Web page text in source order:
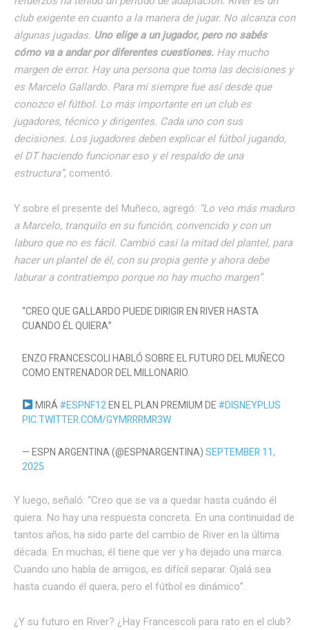
club exigente en cuanto a la manera de jugar. No alcanza con
algunas jugadas. Uno elige a un jugador, pero no sabés
cómo va a andar por diferentes cuestiones. Hay mucho
margen de error. Hay una persona que toma las decisiones y
es Marcelo Gallardo. Para mi siempre fue así desde que
conozco el fútbol. Lo más importante en un club es
jugadores, técnico y dirigentes. Cada uno con sus
decisiones. Los jugadores deben explicar el fútbol jugando,
el DT haciendo funcionar eso y el respaldo de una
estructura”, comentó.
Y sobre el presente del Muñeco, agregó: “Lo veo más maduro
a Marcelo, tranquilo en su función, convencido y con un
laburo que no es fácil. Cambió casi la mitad del plantel, para
hacer un plantel de él, con su propia gente y ahora debe
laburar a contratiempo porque no hay mucho margen”.
“CREO QUE GALLARDO PUEDE DIRIGIR EN RIVER HASTA
CUANDO ÉL QUIERA”
ENZO FRANCESCOLI HABLÓ SOBRE EL FUTURO DEL MUÑECO
COMO ENTRENADOR DEL MILLONARIO.
MIRÁ#ESPNF12EN EL PLAN PREMIUM DE#DISNEYPLUS
PIC.TWITTER.COM/GYMRRRMR3W
— ESPN ARGENTINA (@ESPNARGENTINA)SEPTEMBER 11,
2025
Y luego, señaló: “Creo que se va a quedar hasta cuándo él
quiera. No hay una respuesta concreta. En una continuidad de
tantos años, ha sido parte del cambio de River en la última
década. En muchas, él tiene que ver y ha dejado una marca.
Cuando uno habla de amigos, es difícil separar. Ojalá sea
hasta cuando él quiera, pero el fútbol es dinámico”.
¿Y su futuro en River? ¿Hay Francescoli para rato en el club?